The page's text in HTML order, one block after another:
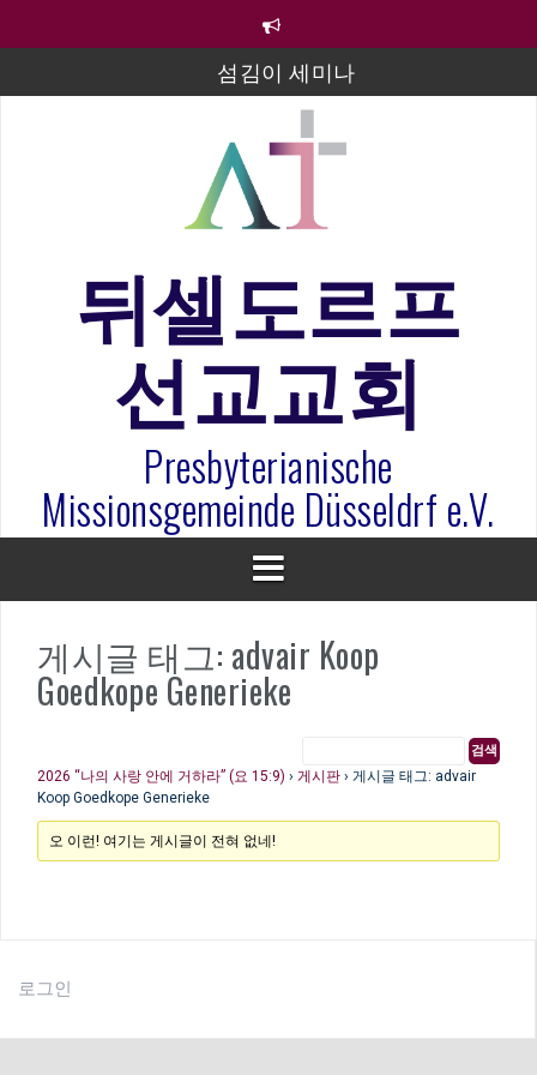
섬김이 세미나
김태희 자매 졸업연주
2023년 어린이 주일 유초등부 발표
라합3 나라 봉헌송
은퇴사-우선화 권사
20260322 주안에 가만히 머물기(요한복음 15:1-17) 손
훈목사
뒤셀도르프
선교교회
Presbyterianische
Missionsgemeinde Düsseldrf e.V.
게시글 태그: advair Koop
Goedkope Generieke
2026 “나의 사랑 안에 거하라” (요 15:9) › 게시판 › 게시글 태그: advair
Koop Goedkope Generieke
오 이런! 여기는 게시글이 전혀 없네!
로그인